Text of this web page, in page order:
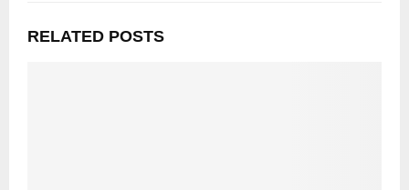
RELATED POSTS